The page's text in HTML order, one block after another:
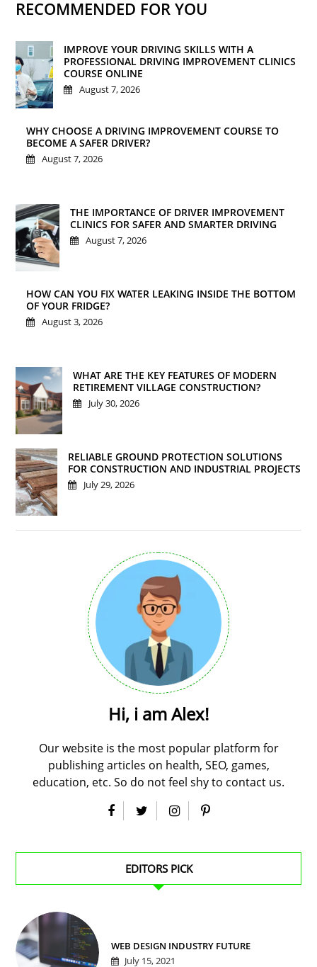
RECOMMENDED FOR YOU
IMPROVE YOUR DRIVING SKILLS WITH A
PROFESSIONAL DRIVING IMPROVEMENT CLINICS
COURSE ONLINE
August 7, 2026
WHY CHOOSE A DRIVING IMPROVEMENT COURSE TO
BECOME A SAFER DRIVER?
August 7, 2026
THE IMPORTANCE OF DRIVER IMPROVEMENT
CLINICS FOR SAFER AND SMARTER DRIVING
August 7, 2026
HOW CAN YOU FIX WATER LEAKING INSIDE THE BOTTOM
OF YOUR FRIDGE?
August 3, 2026
WHAT ARE THE KEY FEATURES OF MODERN
RETIREMENT VILLAGE CONSTRUCTION?
July 30, 2026
RELIABLE GROUND PROTECTION SOLUTIONS
FOR CONSTRUCTION AND INDUSTRIAL PROJECTS
July 29, 2026
Hi, i am Alex!
Our website is the most popular platform for
publishing articles on health, SEO, games,
education, etc. So do not feel shy to contact us.
EDITORS PICK
WEB DESIGN INDUSTRY FUTURE
July 15, 2021